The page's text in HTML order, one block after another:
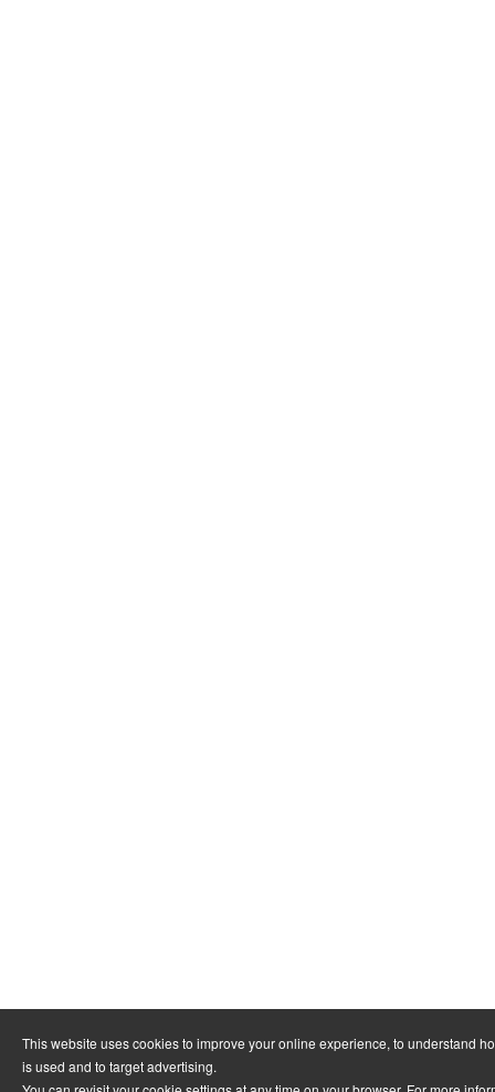
This website uses cookies to improve your online experience, to understand
is used and to target advertising.